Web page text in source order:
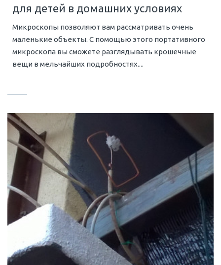
для детей в домашних условиях
Микроскопы позволяют вам рассматривать очень
маленькие объекты. С помощью этого портативного
микроскопа вы сможете разглядывать крошечные
вещи в мельчайших подробностях....